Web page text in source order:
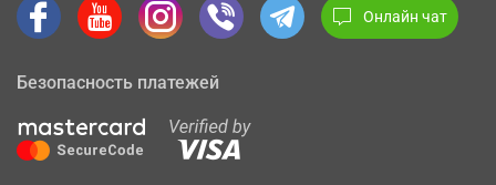
Онлайн чат
Безопасность платежей